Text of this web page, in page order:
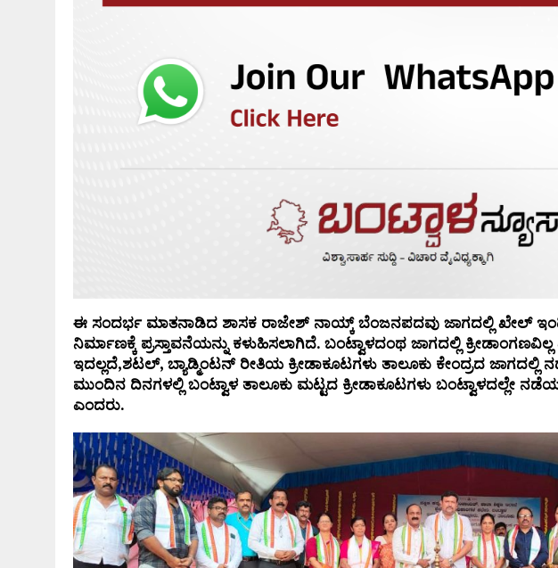
ಈ ಸಂದರ್ಭ ಮಾತನಾಡಿದ ಶಾಸಕ ರಾಜೇಶ್ ನಾಯ್ಕ್ ಬೆಂಜನಪದವು ಜಾಗದಲ್ಲಿ ಖೇಲ್
ನಿರ್ಮಾಣಕ್ಕೆ ಪ್ರಸ್ತಾವನೆಯನ್ನು ಕಳುಹಿಸಲಾಗಿದೆ. ಬಂಟ್ವಾಳದಂಥ ಜಾಗದಲ್ಲಿ
ಇದಲ್ಲದೆ,ಶಟಲ್, ಬ್ಯಾಡ್ಮಿಂಟನ್ ರೀತಿಯ ಕ್ರೀಡಾಕೂಟಗಳು ತಾಲೂಕು ಕೇಂದ್ರದ ಜಾಗದಲ್ಲಿ
ಮುಂದಿನ ದಿನಗಳಲ್ಲಿ ಬಂಟ್ವಾಳ ತಾಲೂಕು ಮಟ್ಟದ ಕ್ರೀಡಾಕೂಟಗಳು ಬಂಟ್ವಾಳದಲ್ಲೇ
ಎಂದರು.